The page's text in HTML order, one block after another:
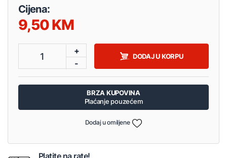
Cijena:
9,50
1
+
-
DODAJ U KORPU
BRZA KUPOVINA
Plaćanje pouzećem
Dodaj u omiljene
Platite na rate!